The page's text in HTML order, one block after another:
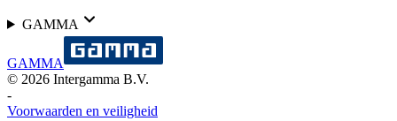
GAMMA
GAMMA
© 2026 Intergamma B.V.
-
Voorwaarden en veiligheid